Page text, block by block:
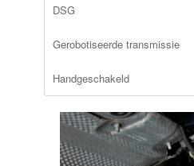
DSG
Gerobotiseerde transmissie
Handgeschakeld